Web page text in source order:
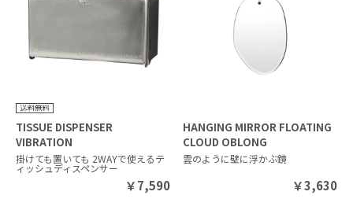
TISSUE DISPENSER
VIBRATION
掛けても置いても 2WAYで使えるテ
ィッシュディスペンサー
￥7,590
HANGING MIRROR FLOATING
CLOUD OBLONG
雲のように壁に浮かぶ鏡
￥3,630